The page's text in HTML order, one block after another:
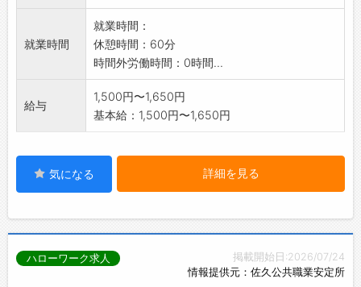
就業時間
就業時間：
休憩時間：60分
時間外労働時間：0時間...
給与
1,500円〜1,650円
基本給：1,500円〜1,650円
気になる 詳細を見る
掲載開始日:2026/07/24
情報提供元：佐久公共職業安定所
ハローワーク求人